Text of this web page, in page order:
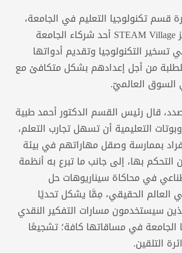
قسم تكنولوجيا التعليم في الجامعة،
وقدّمها مركز STEAM Village أحد شركاء الجامعة
تسخير التكنولوجيا وتقديم أدواتها
من أجل إعدادهم بشكل متكافئ مع
العالميّ.
قال رئيس القسم الدكتور أحمد طبية
التعليمية أن تسهل تجارب التعلم،
بممارسة وصقل مهاراتهم في بيئة
التحكم بها، إلى جانب ما تبرع به أنظمة
في محاكاة سيناريوهات حل
العالم الحقيقي، مِمَّا يشكل تحديًا
سيستخدمون مسارات التفكير النقدي
الجامعة في مساقاتها كافة؛ تشجيعًا
التلقين.